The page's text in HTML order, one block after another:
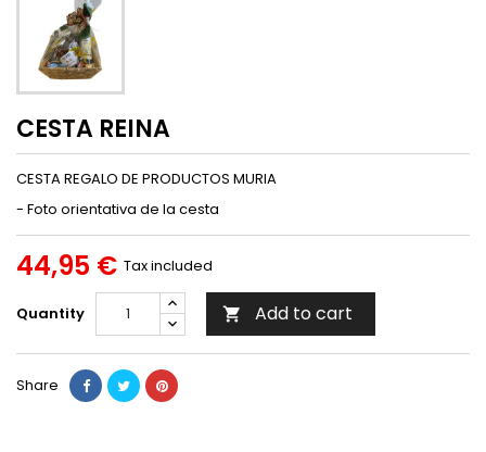
CESTA REINA
CESTA REGALO DE PRODUCTOS MURIA
- Foto orientativa de la cesta
44,95 € Tax included
Quantity  Add to cart
Share